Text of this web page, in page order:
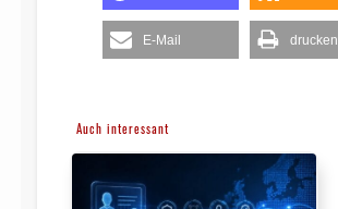
E-Mail drucken
Auch interessant